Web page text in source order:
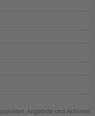
Angebote und Aktionen